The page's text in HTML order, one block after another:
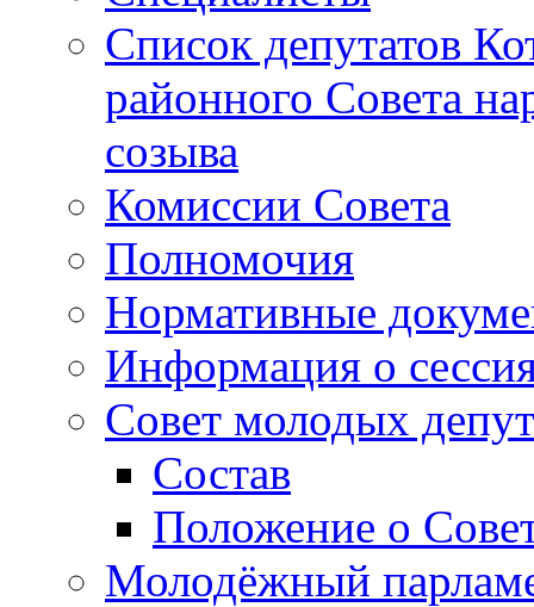
Список депутатов
районного Совета
созыва
Комиссии Совета
Полномочия
Нормативные
Информация о
Совет молодых
Состав
Положение о
Молодёжный